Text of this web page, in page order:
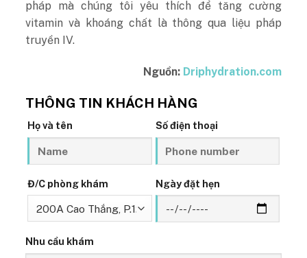
pháp mà chúng tôi yêu thích để tăng cường
vitamin và khoáng chất là thông qua liệu pháp
truyền IV.
Nguồn: Driphydration.com
THÔNG TIN KHÁCH HÀNG
Họ và tên Số điện thoại
Đ/C phòng khám Ngày đặt hẹn
Nhu cầu khám